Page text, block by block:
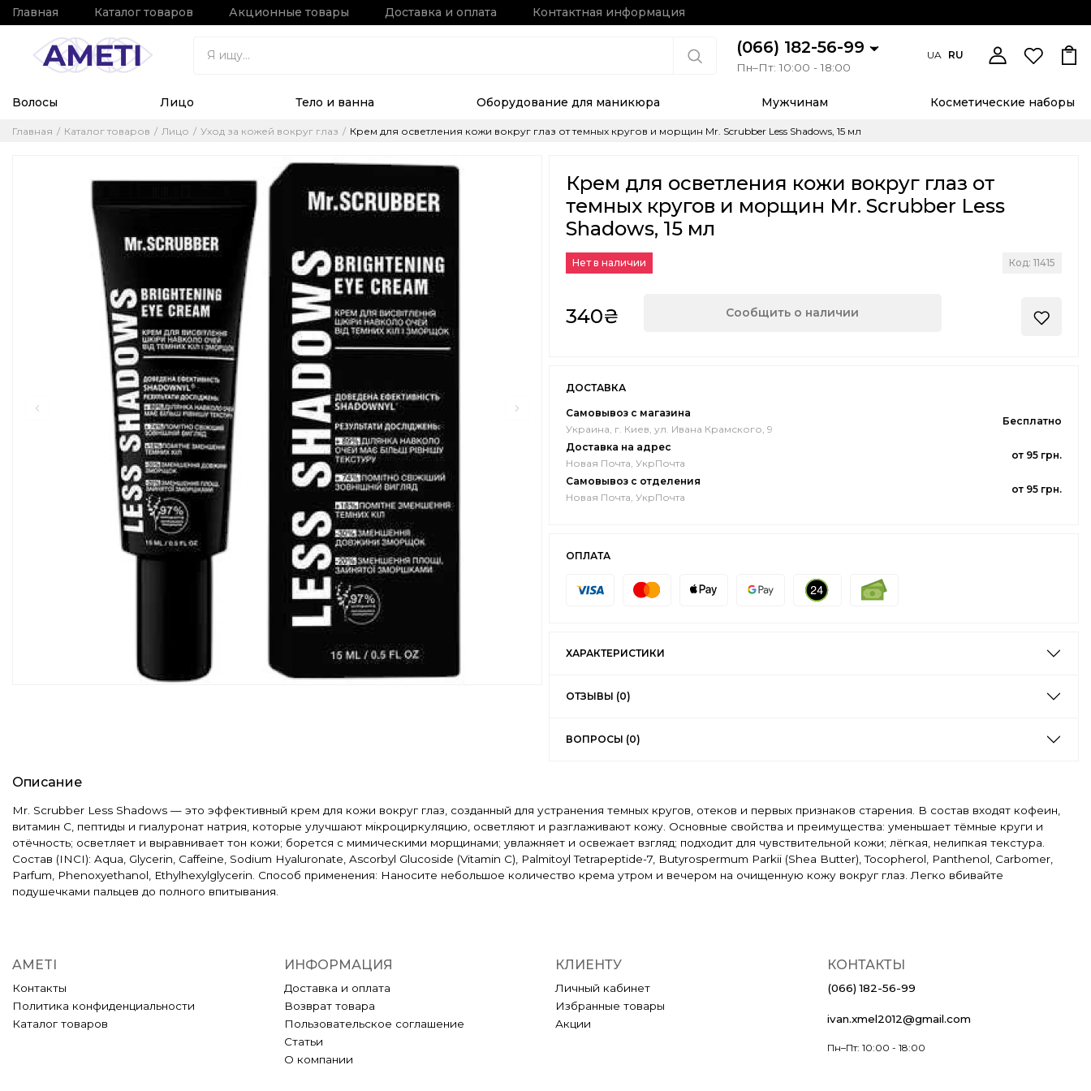
Главная Каталог товаров Акционные товары Доставка и оплата Контактная информация
(066) 182-56-99
Пн–Пт: 10:00 - 18:00
UA RU
Волосы Лицо Тело и ванна Оборудование для маникюра Мужчинам Косметические наборы
Главная Каталог товаров Лицо Уход за кожей вокруг глаз Крем для осветления кожи вокруг глаз от темных кругов и морщин Mr. Scrubber Less Shadows, 15 мл
Крем для осветления кожи вокруг глаз от
темных кругов и морщин Mr. Scrubber Less
Shadows, 15 мл
Нет в наличии Код: 11415
340₴ Сообщить о наличии
ДОСТАВКА
Самовывоз с магазина
Украина, г. Киев, ул. Ивана Крамского, 9
Бесплатно
Доставка на адрес
Новая Почта, УкрПочта
от 95 грн.
Самовывоз с отделения
Новая Почта, УкрПочта
от 95 грн.
ОПЛАТА
ХАРАКТЕРИСТИКИ
ОТЗЫВЫ (0)
ВОПРОСЫ (0)
Описание
Mr. Scrubber Less Shadows — это эффективный крем для кожи вокруг глаз, созданный для устранения темных кругов, отеков и первых признаков старения. В состав входят кофеин,
витамин C, пептиды и гиалуронат натрия, которые улучшают мікроциркуляцию, осветляют и разглаживают кожу. Основные свойства и преимущества: уменьшает тёмные круги и
отёчность; осветляет и выравнивает тон кожи; борется с мимическими морщинами; увлажняет и освежает взгляд; подходит для чувствительной кожи; лёгкая, нелипкая текстура.
Состав (INCI): Aqua, Glycerin, Caffeine, Sodium Hyaluronate, Ascorbyl Glucoside (Vitamin C), Palmitoyl Tetrapeptide-7, Butyrospermum Parkii (Shea Butter), Tocopherol, Panthenol, Carbomer,
Parfum, Phenoxyethanol, Ethylhexylglycerin. Способ применения: Наносите небольшое количество крема утром и вечером на очищенную кожу вокруг глаз. Легко вбивайте
подушечками пальцев до полного впитывания.
AMETI
Контакты
Политика конфиденциальности
Каталог товаров
ИНФОРМАЦИЯ
Доставка и оплата
Возврат товара
Пользовательское соглашение
Статьи
О компании
КЛИЕНТУ
Личный кабинет
Избранные товары
Акции
КОНТАКТЫ
(066) 182-56-99
ivan.xmel2012@gmail.com
Пн–Пт: 10:00 - 18:00